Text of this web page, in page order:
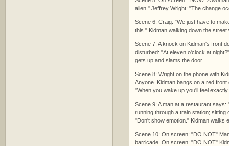
alien." Jeffrey Wright: "The change
Scene 6: Craig: "We just have to
this." Kidman walking down the
Scene 7: A knock on Kidman's front
disturbed: "At eleven o'clock at
gets up and slams the door.
Scene 8: Wright on the phone with
Anyone. Kidman bangs on a red
"When you wake up you'll feel
Scene 9: A man at a restaurant
running through a train station;
"Don't show emotion." Kidman walks
Scene 10: On screen: "DO NOT"
barricade. On screen: "DO NOT"